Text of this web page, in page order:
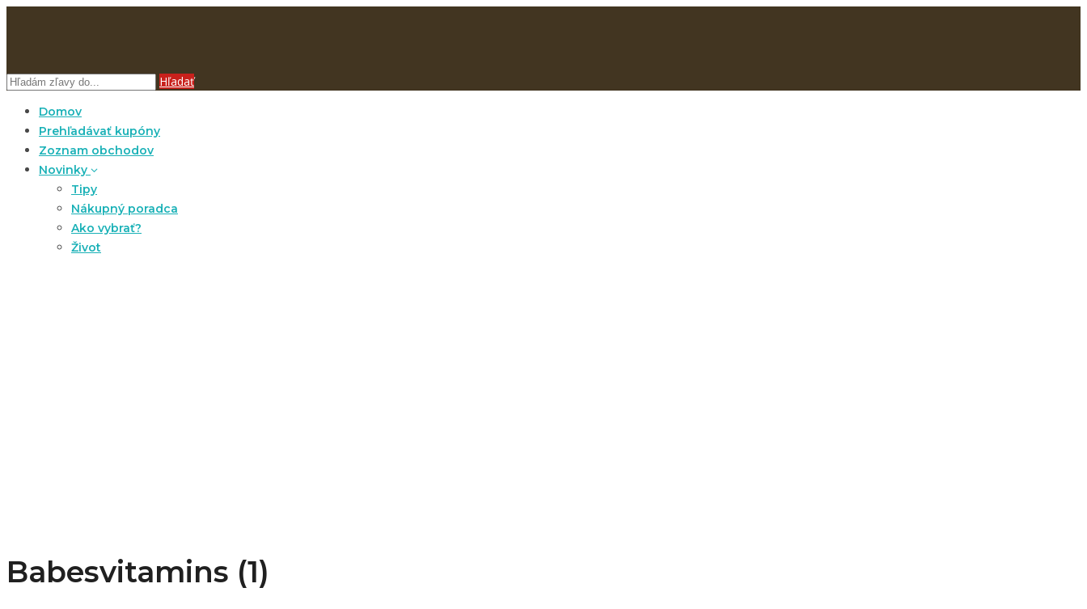
Hľadať
Domov
Prehľadávať kupóny
Zoznam obchodov
Novinky
Tipy
Nákupný poradca
Ako vybrať?
Život
Babesvitamins (1)